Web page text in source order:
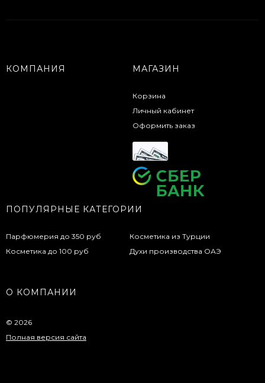
КОМПАНИЯ МАГАЗИН
Корзина
Личный кабинет
Оформить заказ
ПОПУЛЯРНЫЕ КАТЕГОРИИ
Парфюмерия до 350 руб
Косметика до 100 руб
Косметика из Турции
Духи производства ОАЭ
О КОМПАНИИ
© 2026
Полная версия сайта